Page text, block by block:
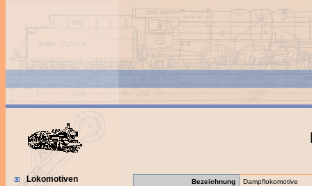
Lokomotiven
Bezeichnung
Dampflokomotive